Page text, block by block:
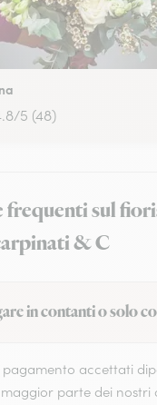
5 (48)
frequenti sul
& C
in contanti o solo
pagamento accettati
parte dei